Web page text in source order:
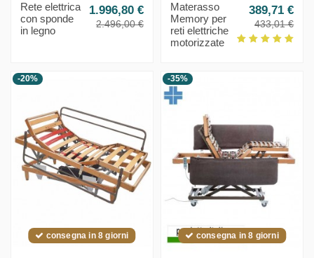
Rete elettrica
con sponde
in legno
1.996,80 €
2.496,00 €
Materasso
Memory per
reti elettriche
motorizzate
389,71 €
433,01 €
-20%
consegna in 8 giorni
-35%
consegna in 8 giorni